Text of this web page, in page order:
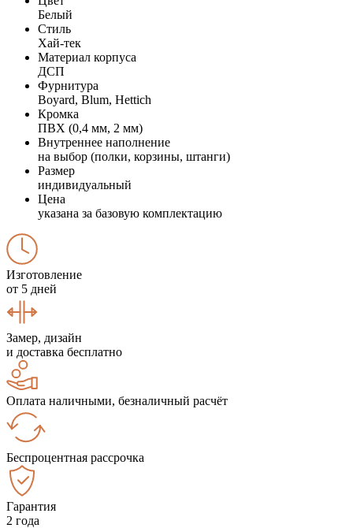
Белый
Стиль
Хай-тек
Материал корпуса
ДСП
Фурнитура
Boyard, Blum, Hettich
Кромка
ПВХ (0,4 мм, 2 мм)
Внутреннее наполнение
на выбор (полки, корзины, штанги)
Размер
индивидуальный
Цена
указана за базовую комплектацию
Изготовление
от 5 дней
Замер, дизайн
и доставка бесплатно
Оплата наличными, безналичный расчёт
Беспроцентная рассрочка
Гарантия
2 года